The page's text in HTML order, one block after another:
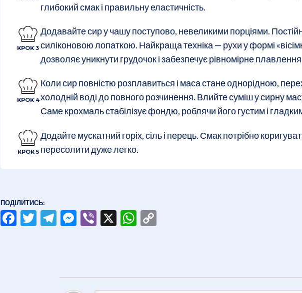
глибокий смак і правильну еластичність.
КРОК 3
Додавайте сир у чашу поступово, невеликими порціями.
силіконовою лопаткою. Найкраща техніка — рухи у формі
дозволяє уникнути грудочок і забезпечує рівномірне
КРОК 4
Коли сир повністю розплавиться і маса стане однорідною,
холодній воді до повного розчинення. Влийте суміш у сирну
Саме крохмаль стабілізує фондю, роблячи його густим і
КРОК 5
Додайте мускатний горіх, сіль і перець. Смак потрібно
пересолити дуже легко.
ПОДІЛИТИСЬ:
Facebook
Twitter
Telegram
Messenger
Viber
X WhatsApp